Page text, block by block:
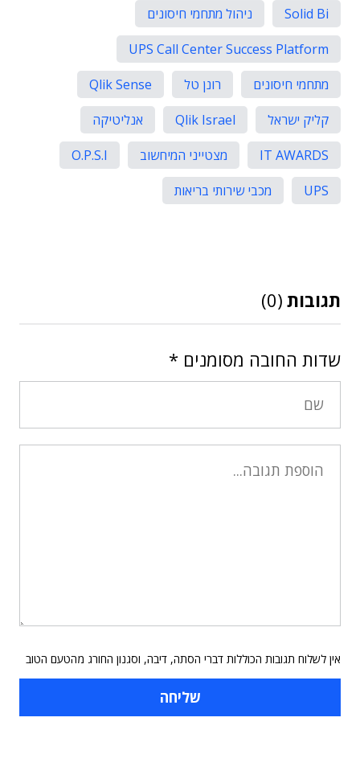
Solid Bi
ניהול מתחמי חיסונים
UPS Call Center Success Platform
מתחמי חיסונים
רונן טל
Qlik Sense
קליק ישראל
Qlik Israel
אנליטיקה
IT AWARDS
מצטייני המיחשוב
O.P.S.I
UPS
מכבי שירותי בריאות
תגובות (0)
שדות החובה מסומנים *
אין לשלוח תגובות הכוללות דברי הסתה, דיבה, וסגנון החורג מהטעם הטוב